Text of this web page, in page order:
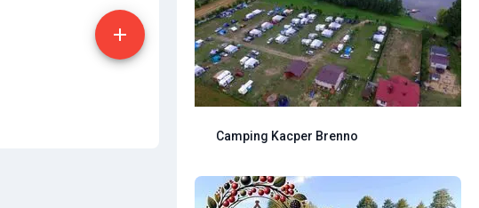
Camping Kacper Brenno